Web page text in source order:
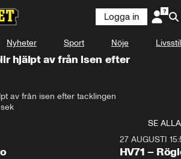
Logga in
Nyheter Sport Nöje Livsstil
hjälpt av från isen efter
av från isen efter tacklingen
SE ALLA
Plus
27 AUGUSTI
HV71 –